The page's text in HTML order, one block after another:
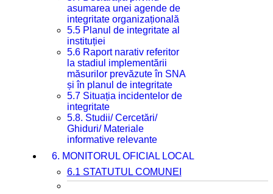
asumarea unei agende de
integritate organizațională
5.5 Planul de integritate al
instituției
5.6 Raport narativ referitor
la stadiul implementării
măsurilor prevăzute în SNA
și în planul de integritate
5.7 Situația incidentelor de
integritate
5.8. Studii/ Cercetări/
Ghiduri/ Materiale
informative relevante
6. MONITORUL OFICIAL LOCAL
6.1 STATUTUL COMUNEI